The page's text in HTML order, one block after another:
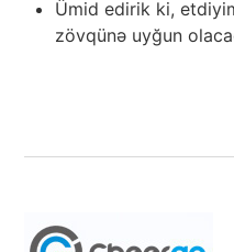
Ümid edirik ki,
zövqünə uyğun